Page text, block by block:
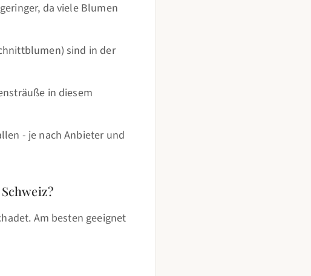
da viele Blumen
sind in der
in diesem
- je nach Anbieter und
Am besten geeignet